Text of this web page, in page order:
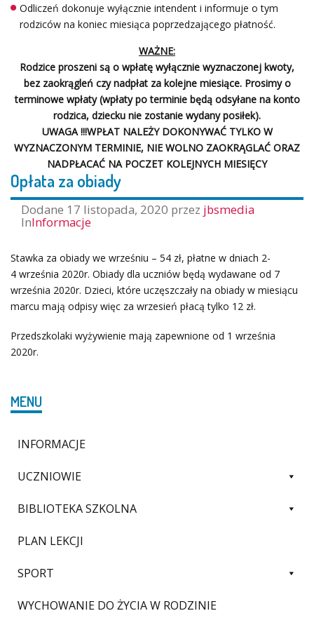
Odliczeń dokonuje wyłącznie intendent i informuje o tym
rodziców na koniec miesiąca poprzedzającego płatność.
WAŻNE:
Rodzice proszeni są o wpłatę wyłącznie wyznaczonej kwoty,
bez zaokrągleń czy nadpłat za kolejne miesiące. Prosimy o
terminowe wpłaty (wpłaty po terminie będą odsyłane na konto
rodzica, dziecku nie zostanie wydany posiłek).
UWAGA !!!WPŁAT NALEŻY DOKONYWAĆ TYLKO W
WYZNACZONYM TERMINIE, NIE WOLNO ZAOKRĄGLAĆ ORAZ
NADPŁACAĆ NA POCZET KOLEJNYCH MIESIĘCY
Opłata za obiady
Dodane 17 listopada, 2020 przez jbsmedia
InInformacje
Stawka za obiady we wrześniu – 54 zł, płatne w dniach 2-
4 września 2020r. Obiady dla uczniów będą wydawane od 7
września 2020r. Dzieci, które uczęszczały na obiady w miesiącu
marcu mają odpisy więc za wrzesień płacą tylko 12 zł.
Przedszkolaki wyżywienie mają zapewnione od 1 września
2020r.
MENU
INFORMACJE
UCZNIOWIE
BIBLIOTEKA SZKOLNA
PLAN LEKCJI
SPORT
WYCHOWANIE DO ŻYCIA W RODZINIE